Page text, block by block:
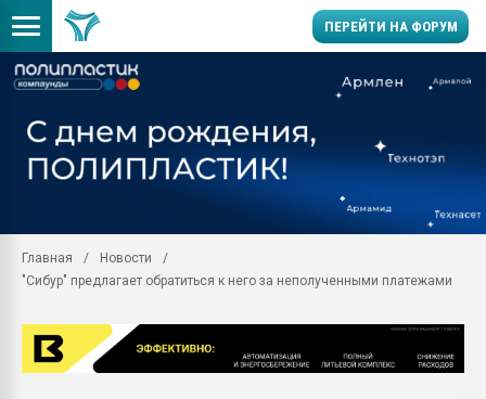
ПЕРЕЙТИ НА ФОРУМ
заводу пластмасс"
28.07.2026
Главная
Новости
"Сибур" предлагает обратиться к него за неполученными платежами